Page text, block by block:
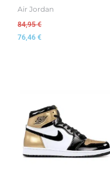
Air Jordan
84,95€
76,46 €